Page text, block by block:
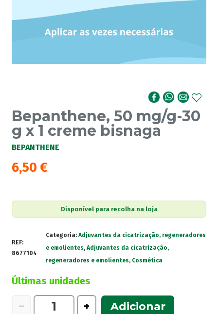
Bepanthene, 50 mg/g-30
g x 1 creme bisnaga
BEPANTHENE
6,50 €
Disponível para recolha na loja
REF:
8677104
Categoria: Adjuvantes da cicatrização, regeneradores
e emolientes, Adjuvantes da cicatrização,
regeneradores e emolientes, Cosmética
Últimas unidades
−
Quantidade
+ Adicionar